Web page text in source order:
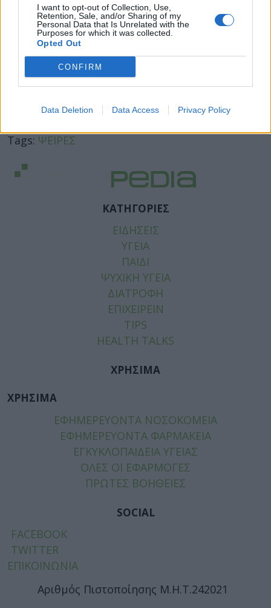
I want to opt-out of Collection, Use,
Retention, Sale, and/or Sharing of my
Personal Data that Is Unrelated with the
Purposes for which it was collected.
Opted Out
CONFIRM
Data Deletion Data Access Privacy Policy
Facebook
Twitter
Tags: ΨΕΙΡΕΣ
ΚΑΤΗΓΟΡΙΕΣ
ΕΙΔΗΣΕΙΣ
ΥΓΕΙΑ
ΠΑΙΔΙ
ΨΥΧΙΚΗ ΥΓΕΙΑ
ΔΙΑΤΡΟΦΗ
ΕΠΙΧΕΙΡΕΙΝ
TIPS
HEALTH TALKS
ΧΡΗΣΙΜΑ
ΧΡΗΣΙΜΑ
ΕΦΗΜΕΡΕΥΟΝΤΑ ΝΟΣΟΚΟΜΕΙΑ
ΕΦΗΜΕΡΕΥΟΝΤΑ ΦΑΡΜΑΚΕΙΑ
ΕΓΚΥΚΛΟΠΑΙΔΕΙΑ ΥΓΕΙΑΣ
ΟΛΕΣ ΟΙ ΕΦΑΡΜΟΓΕΣ
ΠΡΩΤΕΣ ΒΟΗΘΕΙΕΣ
SOCIAL
FACEBOOK
TWITTER
ΕΠΙΚΟΙΝΩΝΙΑ
Αριθμός Πιστοποίησης Μ.Η.Τ.242021